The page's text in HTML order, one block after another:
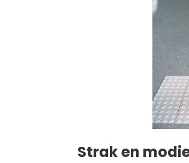
Strak en